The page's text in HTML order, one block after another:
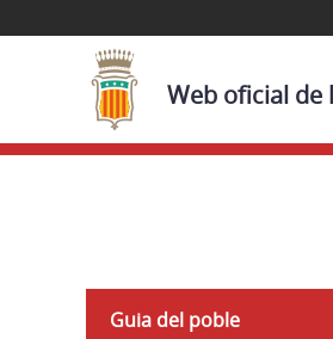
Web oficial de
Navega
Guia del poble